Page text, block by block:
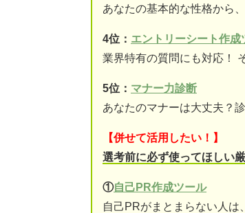
あなたの基本的な性格から
4位： エントリーシート作成
業界特有の質問にも対応！
5位： マナー力診断
あなたのマナーは大丈夫？
【併せて活用したい！】
選考前に必ず使ってほしい
①自己PR作成ツール
自己PRがまとまらない人は